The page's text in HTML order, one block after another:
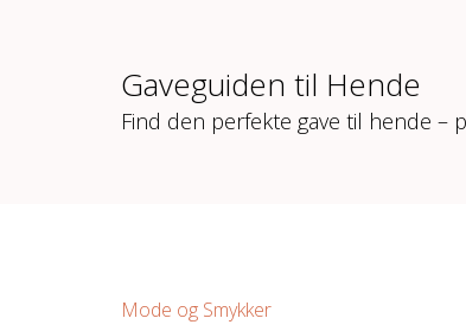
Gaveguiden til Hende
Find den perfekte gave til hende –
Mode og Smykker